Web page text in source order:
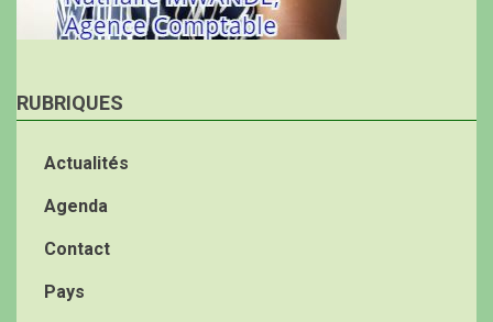
RUBRIQUES
Actualités
Agenda
Contact
Pays